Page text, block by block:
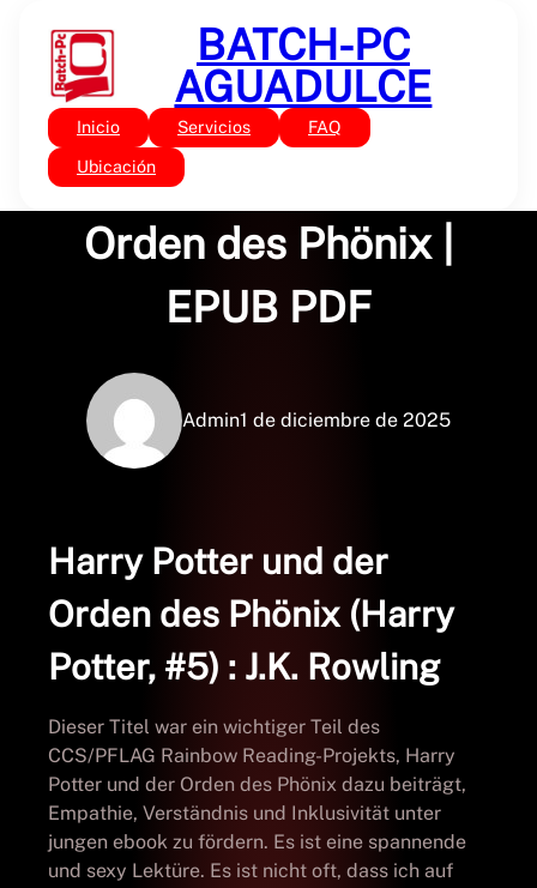
contenido
BATCH-PC
AGUADULCE
Inicio Servicios FAQ
Ubicación
Sin categoría
Harry Potter und der
Orden des Phönix |
EPUB PDF
Admin1 de diciembre de 2025
Harry Potter und der
Orden des Phönix (Harry
Potter, #5) : J.K. Rowling
Dieser Titel war ein wichtiger Teil des
CCS/PFLAG Rainbow Reading-Projekts, Harry
Potter und der Orden des Phönix dazu beiträgt,
Empathie, Verständnis und Inklusivität unter
jungen ebook zu fördern. Es ist eine spannende
und sexy Lektüre. Es ist nicht oft, dass ich auf